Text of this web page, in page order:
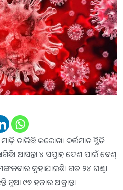
ଚାଲିଛି କରୋନା। ବର୍ତ୍ତମାନ ସ୍ଥିତି
ଆସନ୍ତା ୪ ସପ୍ତାହ ଦେଶ ପାଇଁ ବେଶ୍‌
କୁହାଯାଇଛି। ଗତ ୨୪ ଘଣ୍ଟା
ନୂଆ ୯୭ ହଜାର ଆକ୍ରାନ୍ତ।